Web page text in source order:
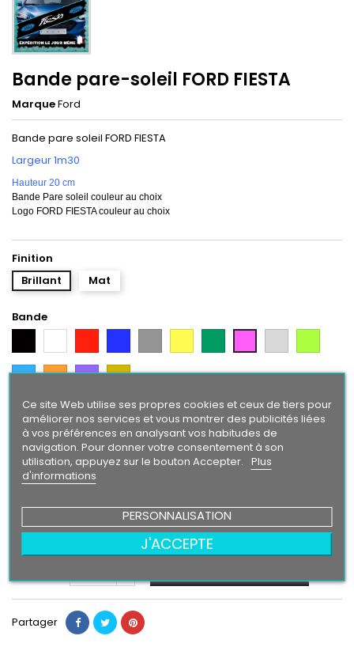
Bande pare-soleil FORD FIESTA
MarqueFord
Bande pare soleil FORD FIESTA
Largeur 1m30
Hauteur 20 cm
Bande Pare soleil couleur au choix
Logo FORD FIESTA couleur au choix
Finition
Brillant
Mat
Bande
ArgentCitron
Bleu
OrangeVioletGold
Texte/ Logo
Noir
Blanc RougeBleu Gris JauneVert Rose Gris
Argent
Bleu
Intense
OrangeViolet
24,90 €
Partager
Ce site Web utilise ses propres cookies et ceux de tiers pour
améliorer nos services et vous montrer des publicités liées
à vos préférences en analysant vos habitudes de
navigation. Pour donner votre consentement à son
utilisation, appuyez sur le bouton Accepter. Plus
d'informations
PERSONNALISATION
J'ACCEPTE